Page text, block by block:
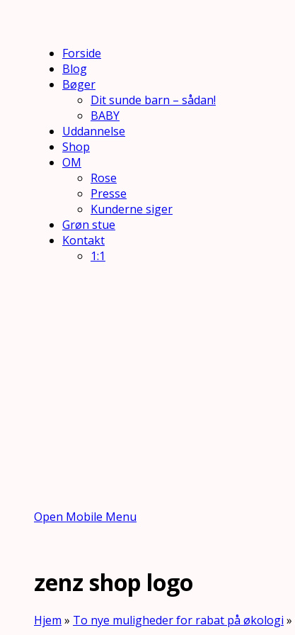
Forside
Blog
Bøger
Dit sunde barn – sådan!
BABY
Uddannelse
Shop
OM
Rose
Presse
Kunderne siger
Grøn stue
Kontakt
1:1
Open Mobile Menu
zenz shop logo
Hjem » To nye muligheder for rabat på økologi »